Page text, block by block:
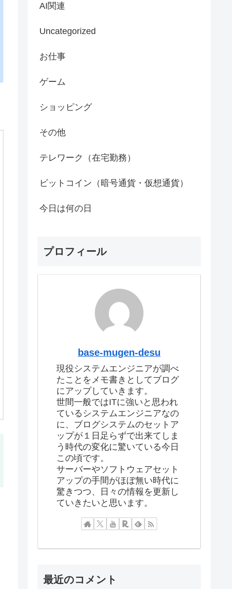
AI関連
Uncategorized
お仕事
ゲーム
ショッピング
その他
テレワーク（在宅勤務）
ビットコイン（暗号通貨・仮想通貨）
今日は何の日
プロフィール
base-mugen-desu
現役システムエンジニアが調べ
たことをメモ書きとしてブログ
にアップしていきます。
世間一般ではITに強いと思われ
ているシステムエンジニアなの
に、ブログシステムのセットア
ップが１日足らずで出来てしま
う時代の変化に驚いている今日
この頃です。
サーバーやソフトウェアセット
アップの手間がほぼ無い時代に
驚きつつ、日々の情報を更新し
ていきたいと思います。
最近のコメント